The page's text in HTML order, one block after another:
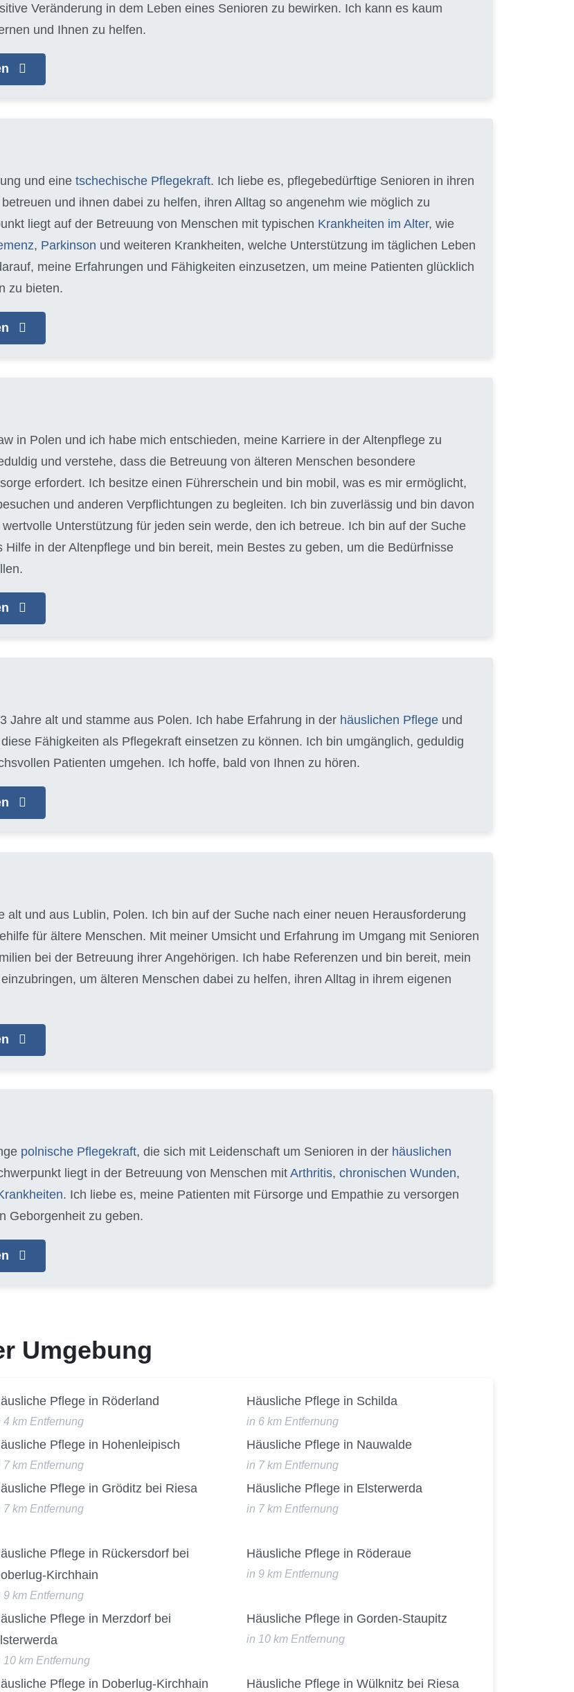
Veränderung in dem Leben eines Senioren zu bewirken. Ich kann es kaum
und Ihnen zu helfen.
und eine tschechische Pflegekraft. Ich liebe es, pflegebedürftige Senioren in ihren
und ihnen dabei zu helfen, ihren Alltag so angenehm wie möglich zu
liegt auf der Betreuung von Menschen mit typischen Krankheiten im Alter, wie
, Parkinson und weiteren Krankheiten, welche Unterstützung im täglichen Leben
meine Erfahrungen und Fähigkeiten einzusetzen, um meine Patienten glücklich
zu bieten.
in Polen und ich habe mich entschieden, meine Karriere in der Altenpflege zu
und verstehe, dass die Betreuung von älteren Menschen besondere
erfordert. Ich besitze einen Führerschein und bin mobil, was es mir ermöglicht,
und anderen Verpflichtungen zu begleiten. Ich bin zuverlässig und bin davon
Unterstützung für jeden sein werde, den ich betreue. Ich bin auf der Suche
Hilfe in der Altenpflege und bin bereit, mein Bestes zu geben, um die Bedürfnisse
Jahre alt und stamme aus Polen. Ich habe Erfahrung in der häuslichen Pflege und
Fähigkeiten als Pflegekraft einsetzen zu können. Ich bin umgänglich, geduldig
Patienten umgehen. Ich hoffe, bald von Ihnen zu hören.
alt und aus Lublin, Polen. Ich bin auf der Suche nach einer neuen Herausforderung
für ältere Menschen. Mit meiner Umsicht und Erfahrung im Umgang mit Senioren
bei der Betreuung ihrer Angehörigen. Ich habe Referenzen und bin bereit, mein
um älteren Menschen dabei zu helfen, ihren Alltag in ihrem eigenen
polnische Pflegekraft, die sich mit Leidenschaft um Senioren in der häuslichen
liegt in der Betreuung von Menschen mit Arthritis, chronischen Wunden,
. Ich liebe es, meine Patienten mit Fürsorge und Empathie zu versorgen
Geborgenheit zu geben.
Umgebung
Pflege in Röderland
4 km Entfernung
Häusliche Pflege in Schilda
in 6 km Entfernung
Pflege in Hohenleipisch
7 km Entfernung
Häusliche Pflege in Nauwalde
in 7 km Entfernung
Pflege in Gröditz bei Riesa
7 km Entfernung
Häusliche Pflege in Elsterwerda
in 7 km Entfernung
Pflege in Rückersdorf bei
Kirchhain
9 km Entfernung
Häusliche Pflege in Röderaue
in 9 km Entfernung
Pflege in Merzdorf bei
10 km Entfernung
Häusliche Pflege in Gorden-Staupitz
in 10 km Entfernung
Pflege in Doberlug-Kirchhain Häusliche Pflege in Wülknitz bei Riesa